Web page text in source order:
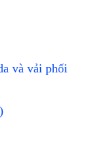
và vải phối